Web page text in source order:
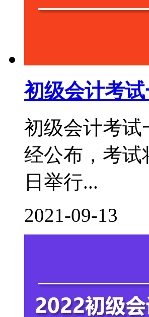
初级会计考
初级会计考试
经公布，考试
日举行...
2021-09-13